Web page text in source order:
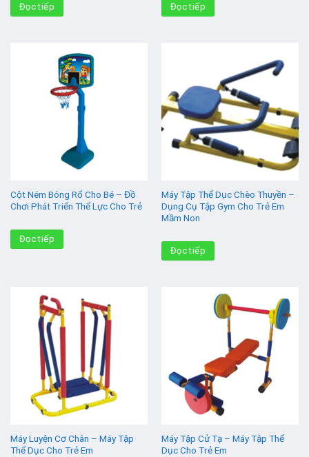
Đọc tiếp Đọc tiếp
Cột Ném Bóng Rổ Cho Bé – Đồ
Chơi Phát Triển Thể Lực Cho Trẻ
Đọc tiếp
Máy Tập Thể Dục Chèo Thuyền –
Dụng Cụ Tập Gym Cho Trẻ Em
Mầm Non
Đọc tiếp
Máy Luyện Cơ Chân – Máy Tập
Thể Dục Cho Trẻ Em
Máy Tập Cử Tạ – Máy Tập Thể
Dục Cho Trẻ Em